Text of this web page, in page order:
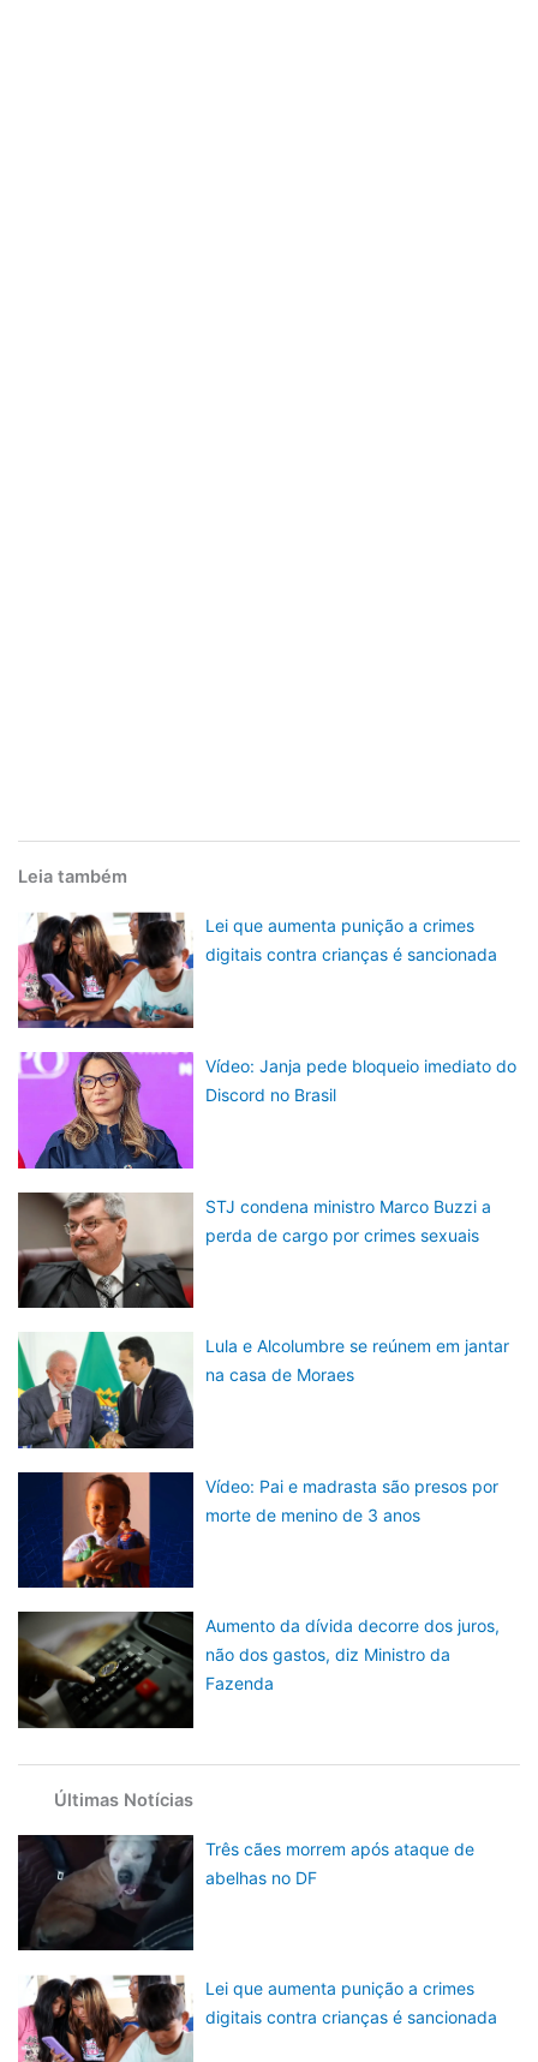
Leia também
Lei que aumenta punição a crimes
digitais contra crianças é sancionada
Vídeo: Janja pede bloqueio imediato do
Discord no Brasil
STJ condena ministro Marco Buzzi a
perda de cargo por crimes sexuais
Lula e Alcolumbre se reúnem em jantar
na casa de Moraes
Vídeo: Pai e madrasta são presos por
morte de menino de 3 anos
Aumento da dívida decorre dos juros,
não dos gastos, diz Ministro da
Fazenda
Últimas Notícias
Três cães morrem após ataque de
abelhas no DF
Lei que aumenta punição a crimes
digitais contra crianças é sancionada